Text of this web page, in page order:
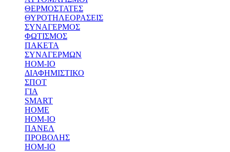
ΘΕΡΜΟΣΤΑΤΕΣ
ΘΥΡΟΤΗΛΕΟΡΑΣΕΙΣ
ΣΥΝΑΓΕΡΜΟΣ
ΦΩΤΙΣΜΟΣ
ΠΑΚΕΤΑ
ΣΥΝΑΓΕΡΜΩΝ
HOM-IO
ΔΙΑΦΗΜΙΣΤΙΚΟ
ΣΠΟΤ
ΓΙΑ
SMART
HOME
HOM-IO
ΠΑΝΕΛ
ΠΡΟΒΟΛΗΣ
HOM-IO